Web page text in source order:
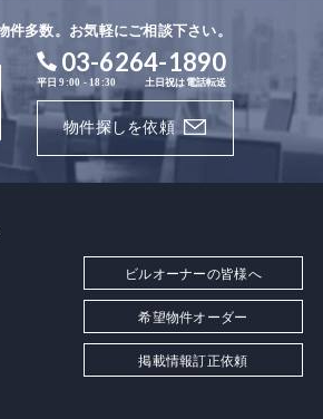
件多数。お気軽にご相談下さい。
03-6264-1890
平日 9:00 - 18:30 土日祝は電話転送
物件探しを依頼
ビルオーナーの皆様へ
希望物件オーダー
掲載情報訂正依頼